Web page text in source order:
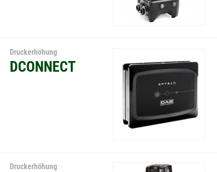
Druckerhöhung
DCONNECT
Druckerhöhung